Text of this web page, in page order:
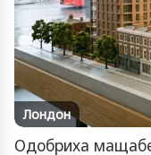
Лондон
Одобриха